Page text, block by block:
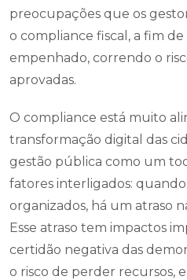
preocupações que os
o compliance fiscal, a fim
empenhado, correndo o
aprovadas.
O compliance está muito
transformação digital das
gestão pública como um
fatores interligados:
organizados, há um atraso
Esse atraso tem impactos
certidão negativa das
o risco de perder recursos,